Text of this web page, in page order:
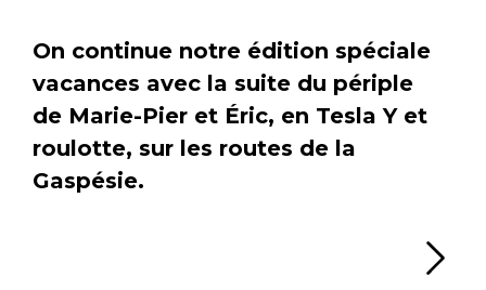
On continue notre édition spéciale
vacances avec la suite du périple
de Marie-Pier et Éric, en Tesla Y et
roulotte, sur les routes de la
Gaspésie.